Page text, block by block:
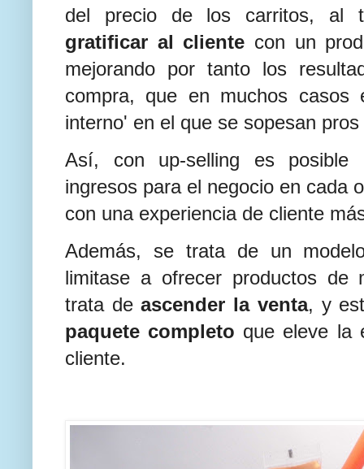
del precio de los carritos, al
gratificar al cliente con un
mejorando por tanto los
compra, que en muchos
interno' en el que se sopesan
Así, con up-selling es posible
ingresos para el negocio en cada
con una experiencia de cliente
Además, se trata de un
limitase a ofrecer productos de
trata deascender la venta, y
paquete completo que eleve la
cliente.